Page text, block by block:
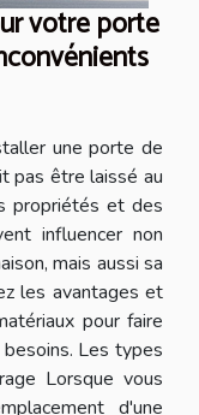
votre porte
une porte de
pas être laissé au
propriétés et des
influencer non
mais aussi sa
les avantages et
pour faire
Les types
Lorsque vous
d'une